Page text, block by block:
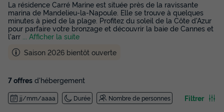
La résidence Carré Marine est située près de la ravissante
marina de Mandelieu-la-Napoule. Elle se trouve à quelques
minutes à pied de la plage. Profitez du soleil de la Côte d'Azur
pour parfaire votre bronzage et découvrir la baie de Cannes et
l'arr
... Afficher la suite
Saison 2026 bientôt ouverte
7 offres d'hébergement
jj/mm/aaaa Durée Nombre de personnes Filtrer